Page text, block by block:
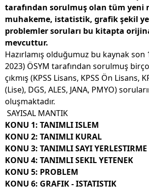
tarafından sorulmuş olan tüm yeni
muhakeme, istatistik, grafik şekil
problemler soruları bu kitapta
mevcuttur.
Hazırlamış olduğumuz bu kaynak son
2023) ÖSYM tarafından sorulmuş
çıkmış (KPSS Lisans, KPSS Ön Lisans,
(Lise), DGS, ALES, JANA, PMYO)
oluşmaktadır.
SAYISAL MANTIK
KONU 1: TANIMLI ISLEM
KONU 2: TANIMLI KURAL
KONU 3: TANIMLI SAYI YERLESTIRME
KONU 4: TANIMLI SEKIL YETENEK
KONU 5: PROBLEM
KONU 6: GRAFIK - ISTATISTIK